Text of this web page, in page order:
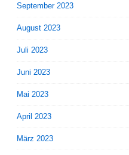
September 2023
August 2023
Juli 2023
Juni 2023
Mai 2023
April 2023
März 2023